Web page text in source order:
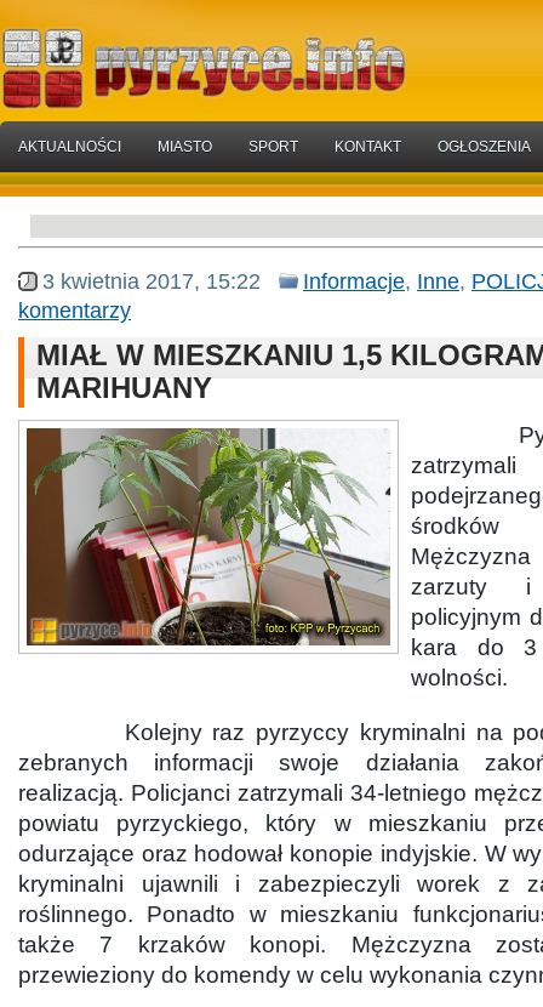
AKTUALNOŚCI MIASTO SPORT KONTAKT OGŁOSZENIA
3 kwietnia 2017, 15:22 Informacje, Inne,
komentarzy
MIAŁ W MIESZKANIU 1,5
MARIHUANY
środków
zarzuty i
policyjnym
kara do 3
wolności.
Kolejny raz pyrzyccy kryminalni na
zebranych informacji swoje działania
realizacją. Policjanci zatrzymali 34-letniego
powiatu pyrzyckiego, który w mieszkaniu
odurzające oraz hodował konopie indyjskie. W
kryminalni ujawnili i zabezpieczyli worek z
roślinnego. Ponadto w mieszkaniu
także 7 krzaków konopi. Mężczyzna
przewieziony do komendy w celu wykonania